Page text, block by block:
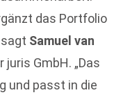
das Portfolio
Samuel van
GmbH. „Das
und passt in die